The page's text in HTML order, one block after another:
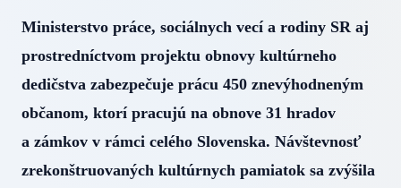
Ministerstvo práce, sociálnych vecí a rodiny SR aj
prostredníctvom projektu obnovy kultúrneho
dedičstva zabezpečuje prácu 450 znevýhodneným
občanom, ktorí pracujú na obnove 31 hradov
a zámkov v rámci celého Slovenska. Návštevnosť
zrekonštruovaných kultúrnych pamiatok sa zvýšila